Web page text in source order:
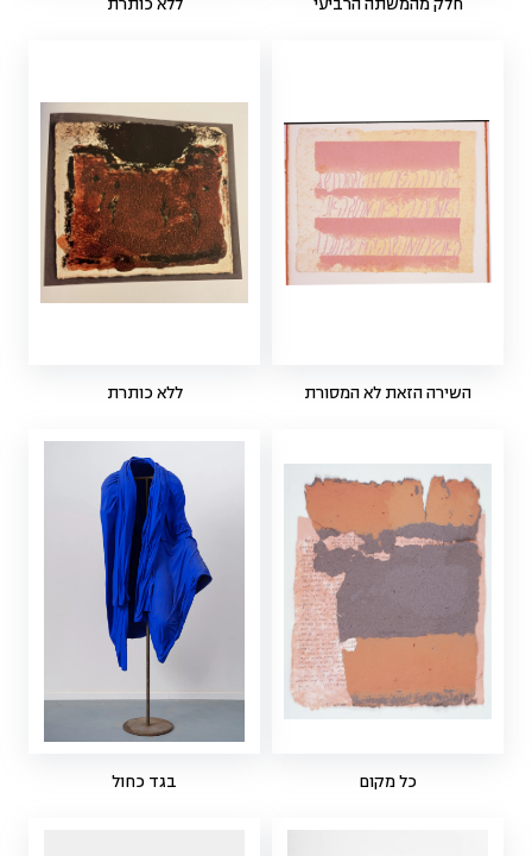
השירה הזאת לא המסורת ללא כותרת
כל מקום בגד כחול